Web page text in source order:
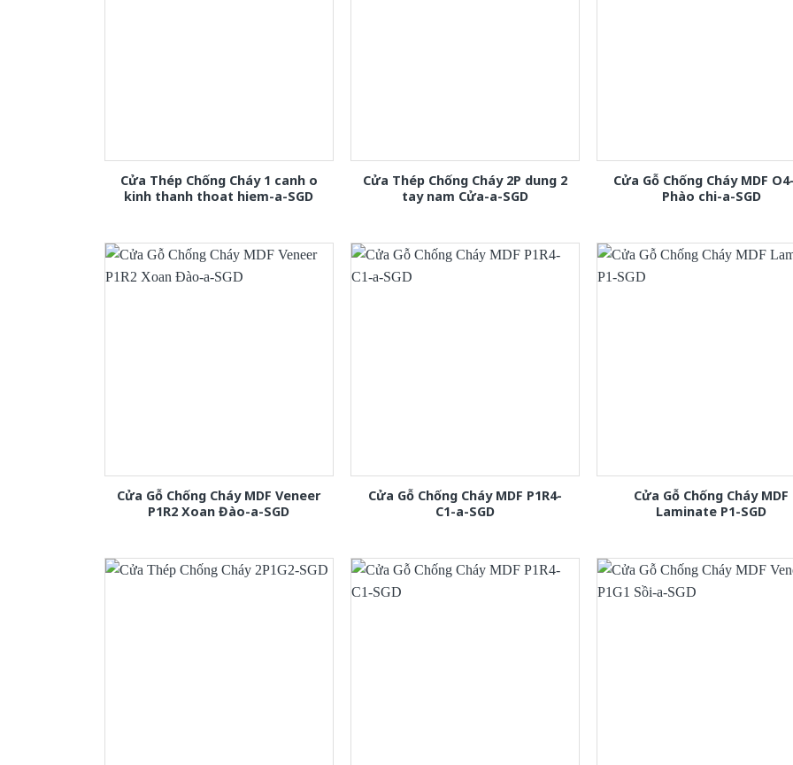
Cửa Thép Chống Cháy 1 canh o
kinh thanh thoat hiem-a-SGD
Cửa Thép Chống Cháy 2P dung 2
tay nam Cửa-a-SGD
Cửa Gỗ Chống Cháy MDF
Phào chi-a-SGD
Cửa Gỗ Chống Cháy MDF Veneer
P1R2 Xoan Đào-a-SGD
Cửa Gỗ Chống Cháy MDF P1R4-
C1-a-SGD
Cửa Gỗ Chống Cháy MDF
Laminate P1-SGD